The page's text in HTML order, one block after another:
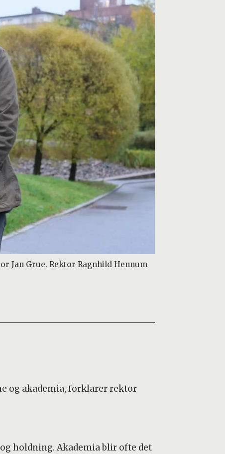
Jan Grue. Rektor Ragnhild Hennum
og akademia, forklarer rektor
holdning. Akademia blir ofte det